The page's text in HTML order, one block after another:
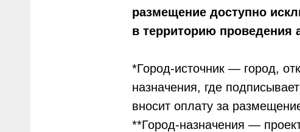
размещение доступно
в территорию проведения
*Город-источник — город,
назначения, где
вносит оплату за
**Город-назначения —